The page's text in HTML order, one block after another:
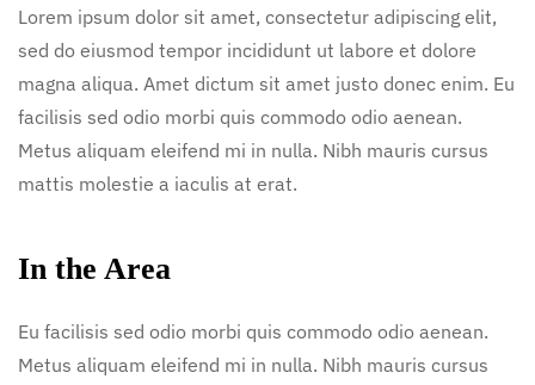
Lorem ipsum dolor sit amet, consectetur adipiscing elit,
sed do eiusmod tempor incididunt ut labore et dolore
magna aliqua. Amet dictum sit amet justo donec enim. Eu
facilisis sed odio morbi quis commodo odio aenean.
Metus aliquam eleifend mi in nulla. Nibh mauris cursus
mattis molestie a iaculis at erat.
In the Area
Eu facilisis sed odio morbi quis commodo odio aenean.
Metus aliquam eleifend mi in nulla. Nibh mauris cursus